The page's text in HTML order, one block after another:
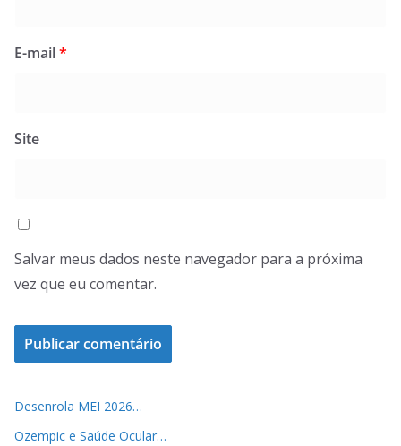
E-mail*
Site
Salvar meus dados neste navegador para a próxima
vez que eu comentar.
Desenrola MEI 2026…
Ozempic e Saúde Ocular…